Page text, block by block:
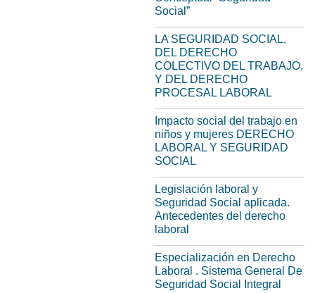
Social”
LA SEGURIDAD SOCIAL,
DEL DERECHO
COLECTIVO DEL TRABAJO,
Y DEL DERECHO
PROCESAL LABORAL
Impacto social del trabajo en
niños y mujeres DERECHO
LABORAL Y SEGURIDAD
SOCIAL
Legislación laboral y
Seguridad Social aplicada.
Antecedentes del derecho
laboral
Especialización en Derecho
Laboral . Sistema General De
Seguridad Social Integral